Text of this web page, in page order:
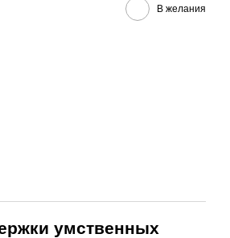
В желания
умственных